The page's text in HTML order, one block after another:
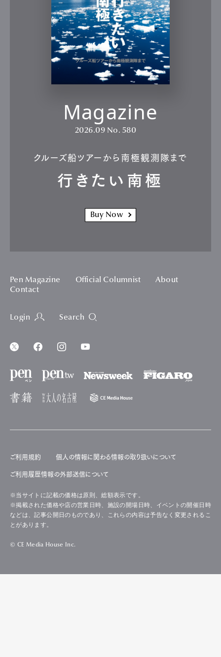
Magazine
2026.09 No. 580
クルーズ船ツアーから南極観測隊まで
行きたい南極
Buy Now
Pen Magazine Official Columnist
About
Contact
Login Search
ご利用規約 個人の情報に関わる情報の取り扱いについて
ご利用履歴情報の外部送信について
※当サイトに記載の価格は原則、総額表示です。
※掲載された価格や店の営業日時、施設の開場日時、イベントの開催日時
などは、記事公開日のものであり、これらの内容は予告なく変更されるこ
とがあります。
© CE Media House Inc.